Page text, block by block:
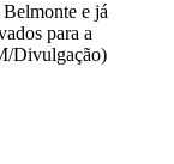
e já
para a
Divulgação)